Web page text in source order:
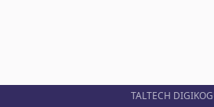
TALTECH